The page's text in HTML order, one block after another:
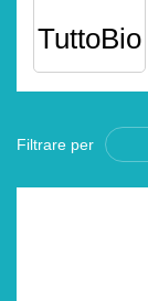
TuttoBio
Filtrare per